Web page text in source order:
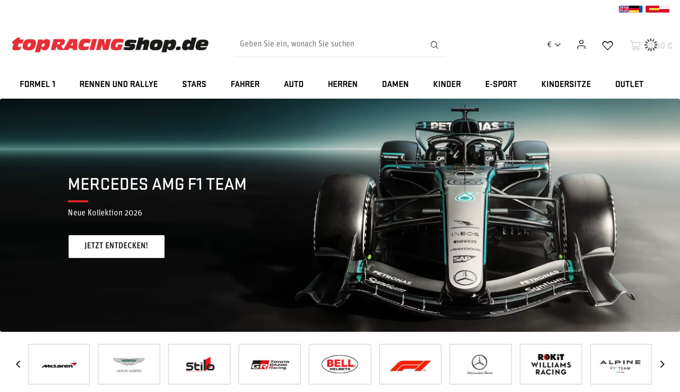
€ 0,00 €
FORMEL 1 RENNEN UND RALLYE STARS FAHRER AUTO HERREN DAMEN KINDER E-SPORT KINDERSITZE OUTLET
MERCEDES AMG F1 TEAM
Neue Kollektion 2026
JETZT ENTDECKEN!